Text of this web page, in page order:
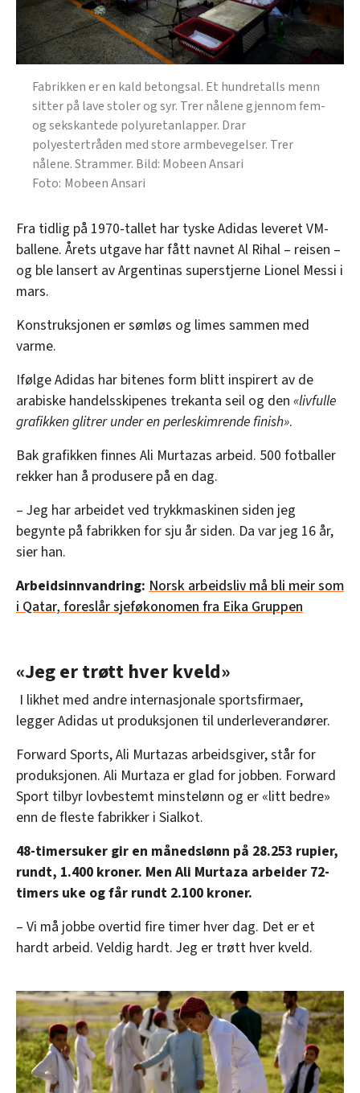
Fabrikken er en kald betongsal. Et hundretalls menn
sitter på lave stoler og syr. Trer nålene gjennom fem-
og sekskantede polyuretanlapper. Drar
polyestertråden med store armbevegelser. Trer
nålene. Strammer. Bild: Mobeen Ansari
Mobeen Ansari
Fra tidlig på 1970-tallet har tyske Adidas leveret VM-
ballene. Årets utgave har fått navnet Al Rihal – reisen –
og ble lansert av Argentinas superstjerne Lionel Messi i
mars.
Konstruksjonen er sømløs og limes sammen med
varme.
Ifølge Adidas har bitenes form blitt inspirert av de
arabiske handelsskipenes trekanta seil og den «livfulle
grafikken glitrer under en perleskimrende finish».
Bak grafikken finnes Ali Murtazas arbeid. 500 fotballer
rekker han å produsere på en dag.
– Jeg har arbeidet ved trykkmaskinen siden jeg
begynte på fabrikken for sju år siden. Da var jeg 16 år,
sier han.
Arbeidsinnvandring: Norsk arbeidsliv må bli meir som
i Qatar, foreslår sjeføkonomen fra Eika Gruppen
«Jeg er trøtt hver kveld»
I likhet med andre internasjonale sportsfirmaer,
legger Adidas ut produksjonen til underleverandører.
Forward Sports, Ali Murtazas arbeidsgiver, står for
produksjonen. Ali Murtaza er glad for jobben. Forward
Sport tilbyr lovbestemt minstelønn og er «litt bedre»
enn de fleste fabrikker i Sialkot.
48-timersuker gir en månedslønn på 28.253 rupier,
rundt, 1.400 kroner. Men Ali Murtaza arbeider 72-
timers uke og får rundt 2.100 kroner.
– Vi må jobbe overtid fire timer hver dag. Det er et
hardt arbeid. Veldig hardt. Jeg er trøtt hver kveld.